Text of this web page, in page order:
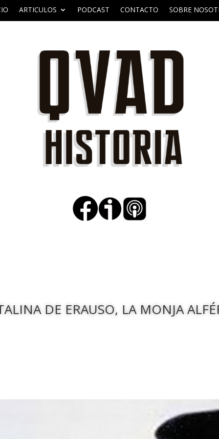
ARTICULOS PODCAST CONTACTO SOBRE
DE ERAUSO, LA MONJA